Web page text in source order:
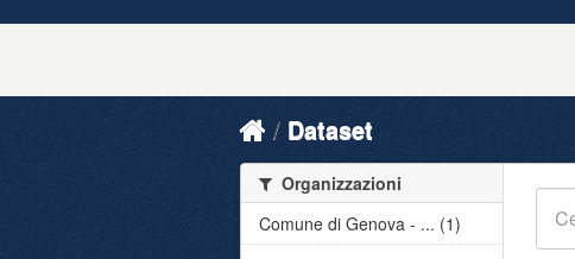
Dataset
Organizzazioni
Comune di Genova - ... (1)